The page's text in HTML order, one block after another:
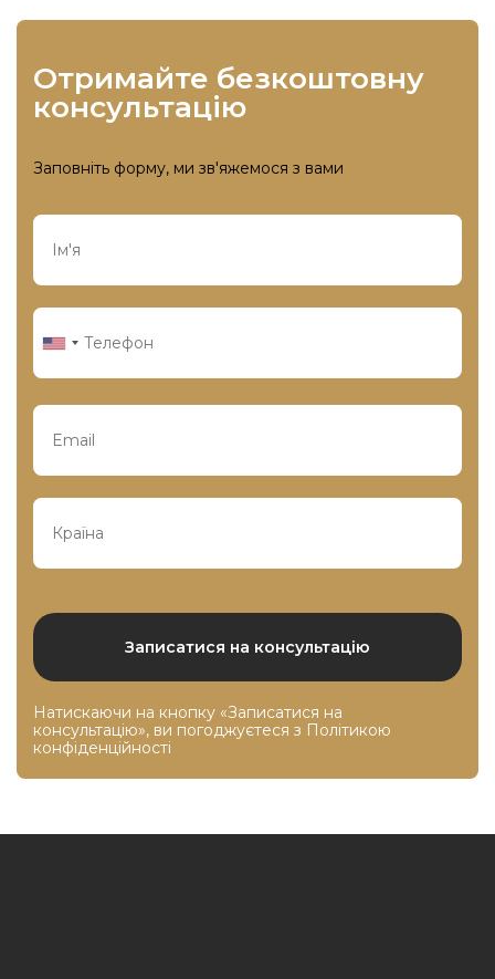
отримайте безкоштовну
консультацію
Заповніть форму, ми зв'яжемося з вами
Натискаючи на кнопку «Записатися на
консультацію», ви погоджуєтеся з Політикою
конфіденційності